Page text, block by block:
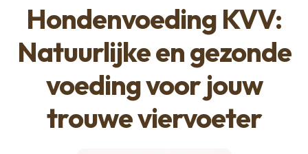
Over ons
Hondenvoeding KVV:
Natuurlijke en gezonde
voeding voor jouw
trouwe viervoeter